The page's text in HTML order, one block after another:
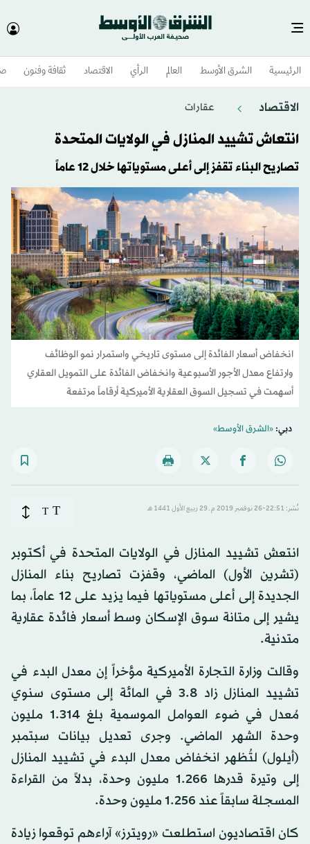
الرئيسية الشرق الأوسط​ العالم الرأي الاقتصاد ثقافة وفنون
الاقتصاد عقارات
انتعاش تشييد المنازل في الولايات المتحدة
تصاريح البناء تقفز إلى أعلى مستوياتها خلال 12 عاماً
انخفاض أسعار الفائدة إلى مستوى تاريخي واستمرار نمو الوظائف
وارتفاع معدل الأجور الأسبوعية وانخفاض الفائدة على التمويل العقاري
أسهمت في تسجيل السوق العقارية الأميركية أرقاماً مرتفعة
دبي:«الشرق الأوسط»
نُشر: 22:51-26 نوفمبر 2019 م ـ 29 ربيع الأول 1441 هـ T
T
انتعش تشييد المنازل في الولايات المتحدة في أكتوبر
(تشرين الأول) الماضي، وقفزت تصاريح بناء المنازل
الجديدة إلى أعلى مستوياتها فيما يزيد على 12 عاماً، بما
يشير إلى متانة سوق الإسكان وسط أسعار فائدة عقارية
متدنية.
وقالت وزارة التجارة الأميركية مؤخراً إن معدل البدء في
تشييد المنازل زاد 3.8 في المائة إلى مستوى سنوي
مُعدل في ضوء العوامل الموسمية بلغ 1.314 مليون
وحدة الشهر الماضي. وجرى تعديل بيانات سبتمبر
(أيلول) لتُظهر انخفاض معدل البدء في تشييد المنازل
إلى وتيرة قدرها 1.266 مليون وحدة، بدلاً من القراءة
المسجلة سابقاً عند 1.256 مليون وحدة.
كان اقتصاديون استطلعت «رويترز» آراءهم توقعوا زيادة